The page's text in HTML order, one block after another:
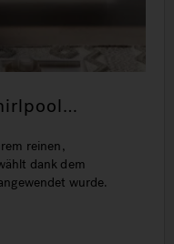
reinen,
dank dem
wurde.